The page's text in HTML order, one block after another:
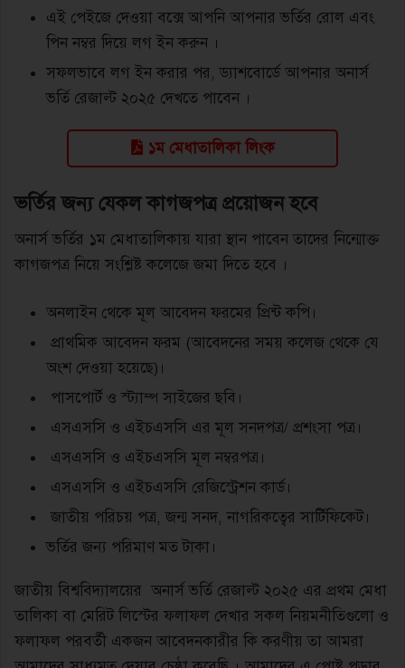
এই পেইজে দেওয়া বক্সে আপনি আপনার ভর্তির রোল এবং
পিন নম্বর দিয়ে লগ ইন করুন ।
সফলভাবে লগ ইন করার পর, ড্যাশবোর্ডে আপনার অনার্স
ভর্তি রেজাল্ট ২০২৫ দেখতে পাবেন ।
১ম মেধাতালিকা লিংক
ভর্তির জন্য যেকল কাগজপত্র প্রয়োজন হবে
অনার্স ভর্তির ১ম মেধাতালিকায় যারা স্থান পাবেন তাদের নিন্মোক্ত
কাগজপত্র নিয়ে সংশ্লিষ্ট কলেজে জমা দিতে হবে ।
অনলাইন থেকে মূল আবেদন ফরমের প্রিন্ট কপি।
প্রাথমিক আবেদন ফরম (আবেদনের সময় কলেজ থেকে যে
অংশ দেওয়া হয়েছে)।
পাসপোর্ট ও স্ট্যাম্প সাইজের ছবি।
এসএসসি ও এইচএসসি এর মূল সনদপত্র/ প্রশংসা পত্র।
এসএসসি ও এইচএসসি মূল নম্বরপত্র।
এসএসসি ও এইচএসসি রেজিস্ট্রেশন কার্ড।
জাতীয় পরিচয় পত্র, জন্ম সনদ, নাগরিকত্বের সার্টিফিকেট।
ভর্তির জন্য পরিমাণ মত টাকা।
জাতীয় বিশ্ববিদ্যালয়ের অনার্স ভর্তি রেজাল্ট ২০২৫ এর প্রথম মেধা
তালিকা বা মেরিট লিস্টের ফলাফল দেখার সকল নিয়মনীতিগুলো ও
ফলাফল পরবর্তী একজন আবেদনকারীর কি করণীয় তা আমরা